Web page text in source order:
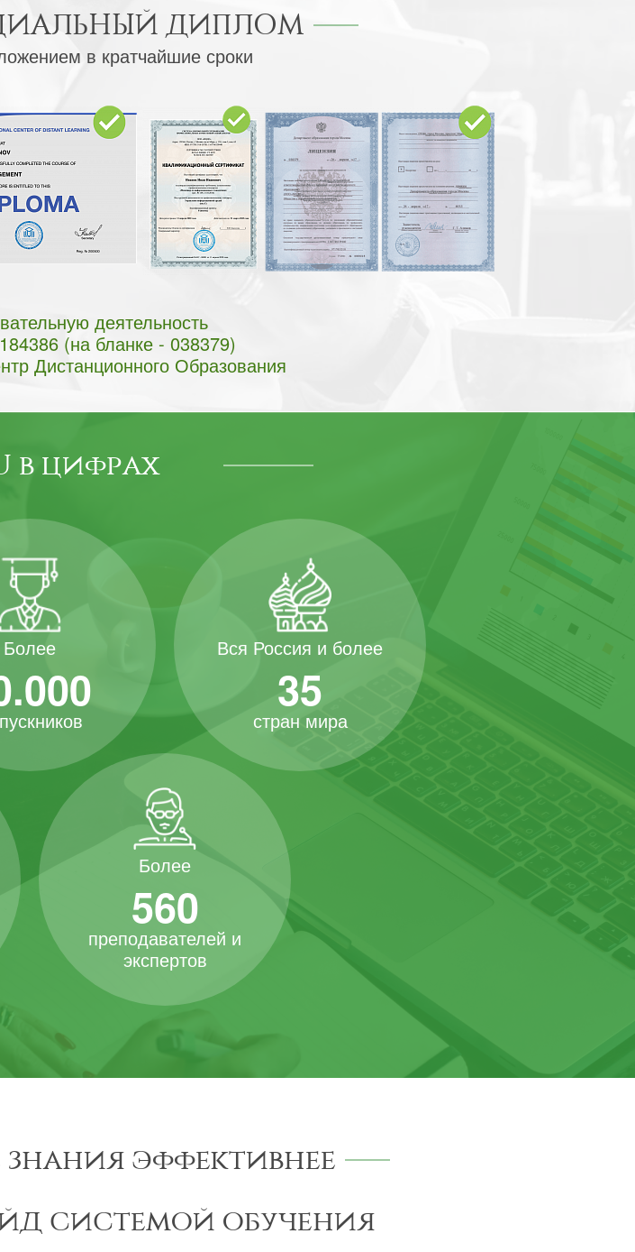
ДИПЛОМ
в кратчайшие сроки
деятельность
(на бланке - 038379)
Дистанционного Образования
в цифрах
Более Вся Россия и более
35
стран мира
Более
560
преподавателей и
экспертов
эффективнее
системой обучения